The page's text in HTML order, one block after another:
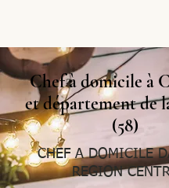
Chef à domicile à
et département de
(58)
CHEF A DOMICILE
REGION